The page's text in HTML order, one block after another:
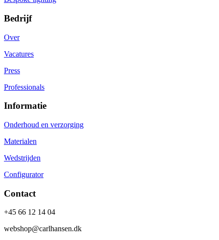
Bedrijf
Over
Vacatures
Press
Professionals
Informatie
Onderhoud en verzorging
Materialen
Wedstrijden
Configurator
Contact
+45 66 12 14 04
webshop@carlhansen.dk